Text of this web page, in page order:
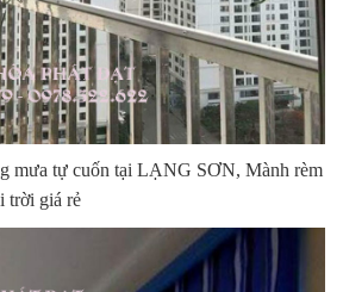
mưa tự cuốn tại LẠNG SƠN, Mành rèm
trời giá rẻ